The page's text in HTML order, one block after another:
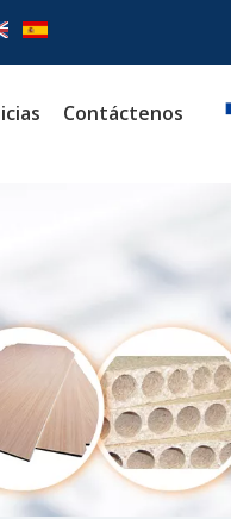
Contáctenos